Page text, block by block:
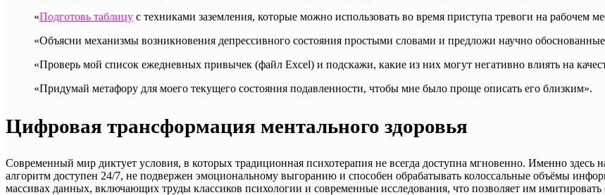
«Подготовь таблицу с техниками заземления, которые можно использовать во время приступа тревоги на рабочем
«Объясни механизмы возникновения депрессивного состояния простыми словами и предложи научно
«Проверь мой список ежедневных привычек (файл Excel) и подскажи, какие из них могут негативно влиять на
«Придумай метафору для моего текущего состояния подавленности, чтобы мне было проще описать его близким».
Цифровая трансформация ментального здоровья
Современный мир диктует условия, в которых традиционная психотерапия не всегда доступна мгновенно. Именно здесь
алгоритм доступен 24/7, не подвержен эмоциональному выгоранию и способен обрабатывать колоссальные объёмы
массивах данных, включающих труды классиков психологии и современные исследования, что позволяет им